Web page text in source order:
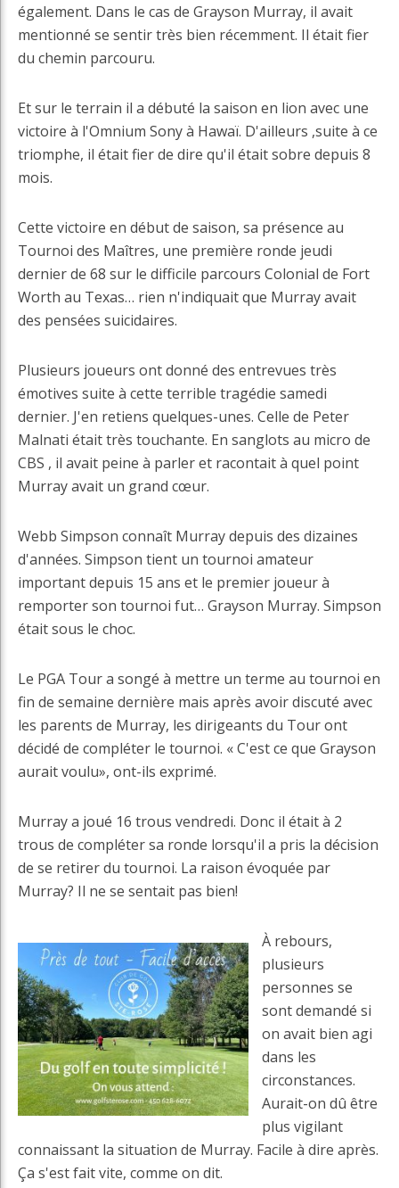
également. Dans le cas de Grayson Murray, il avait
mentionné se sentir très bien récemment. Il était fier
du chemin parcouru.
Et sur le terrain il a débuté la saison en lion avec une
victoire à l'Omnium Sony à Hawaï. D'ailleurs ,suite à ce
triomphe, il était fier de dire qu'il était sobre depuis 8
mois.
Cette victoire en début de saison, sa présence au
Tournoi des Maîtres, une première ronde jeudi
dernier de 68 sur le difficile parcours Colonial de Fort
Worth au Texas… rien n'indiquait que Murray avait
des pensées suicidaires.
Plusieurs joueurs ont donné des entrevues très
émotives suite à cette terrible tragédie samedi
dernier. J'en retiens quelques-unes. Celle de Peter
Malnati était très touchante. En sanglots au micro de
CBS , il avait peine à parler et racontait à quel point
Murray avait un grand cœur.
Webb Simpson connaît Murray depuis des dizaines
d'années. Simpson tient un tournoi amateur
important depuis 15 ans et le premier joueur à
remporter son tournoi fut… Grayson Murray. Simpson
était sous le choc.
Le PGA Tour a songé à mettre un terme au tournoi en
fin de semaine dernière mais après avoir discuté avec
les parents de Murray, les dirigeants du Tour ont
décidé de compléter le tournoi. « C'est ce que Grayson
aurait voulu», ont-ils exprimé.
Murray a joué 16 trous vendredi. Donc il était à 2
trous de compléter sa ronde lorsqu'il a pris la décision
de se retirer du tournoi. La raison évoquée par
Murray? Il ne se sentait pas bien!
À rebours,
plusieurs
personnes se
sont demandé si
on avait bien agi
dans les
circonstances.
Aurait-on dû être
plus vigilant
connaissant la situation de Murray. Facile à dire après.
Ça s'est fait vite, comme on dit.